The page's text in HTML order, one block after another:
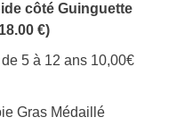
côté Guinguette
€)
de 5 à 12 ans 10,00€
Gras Médaillé